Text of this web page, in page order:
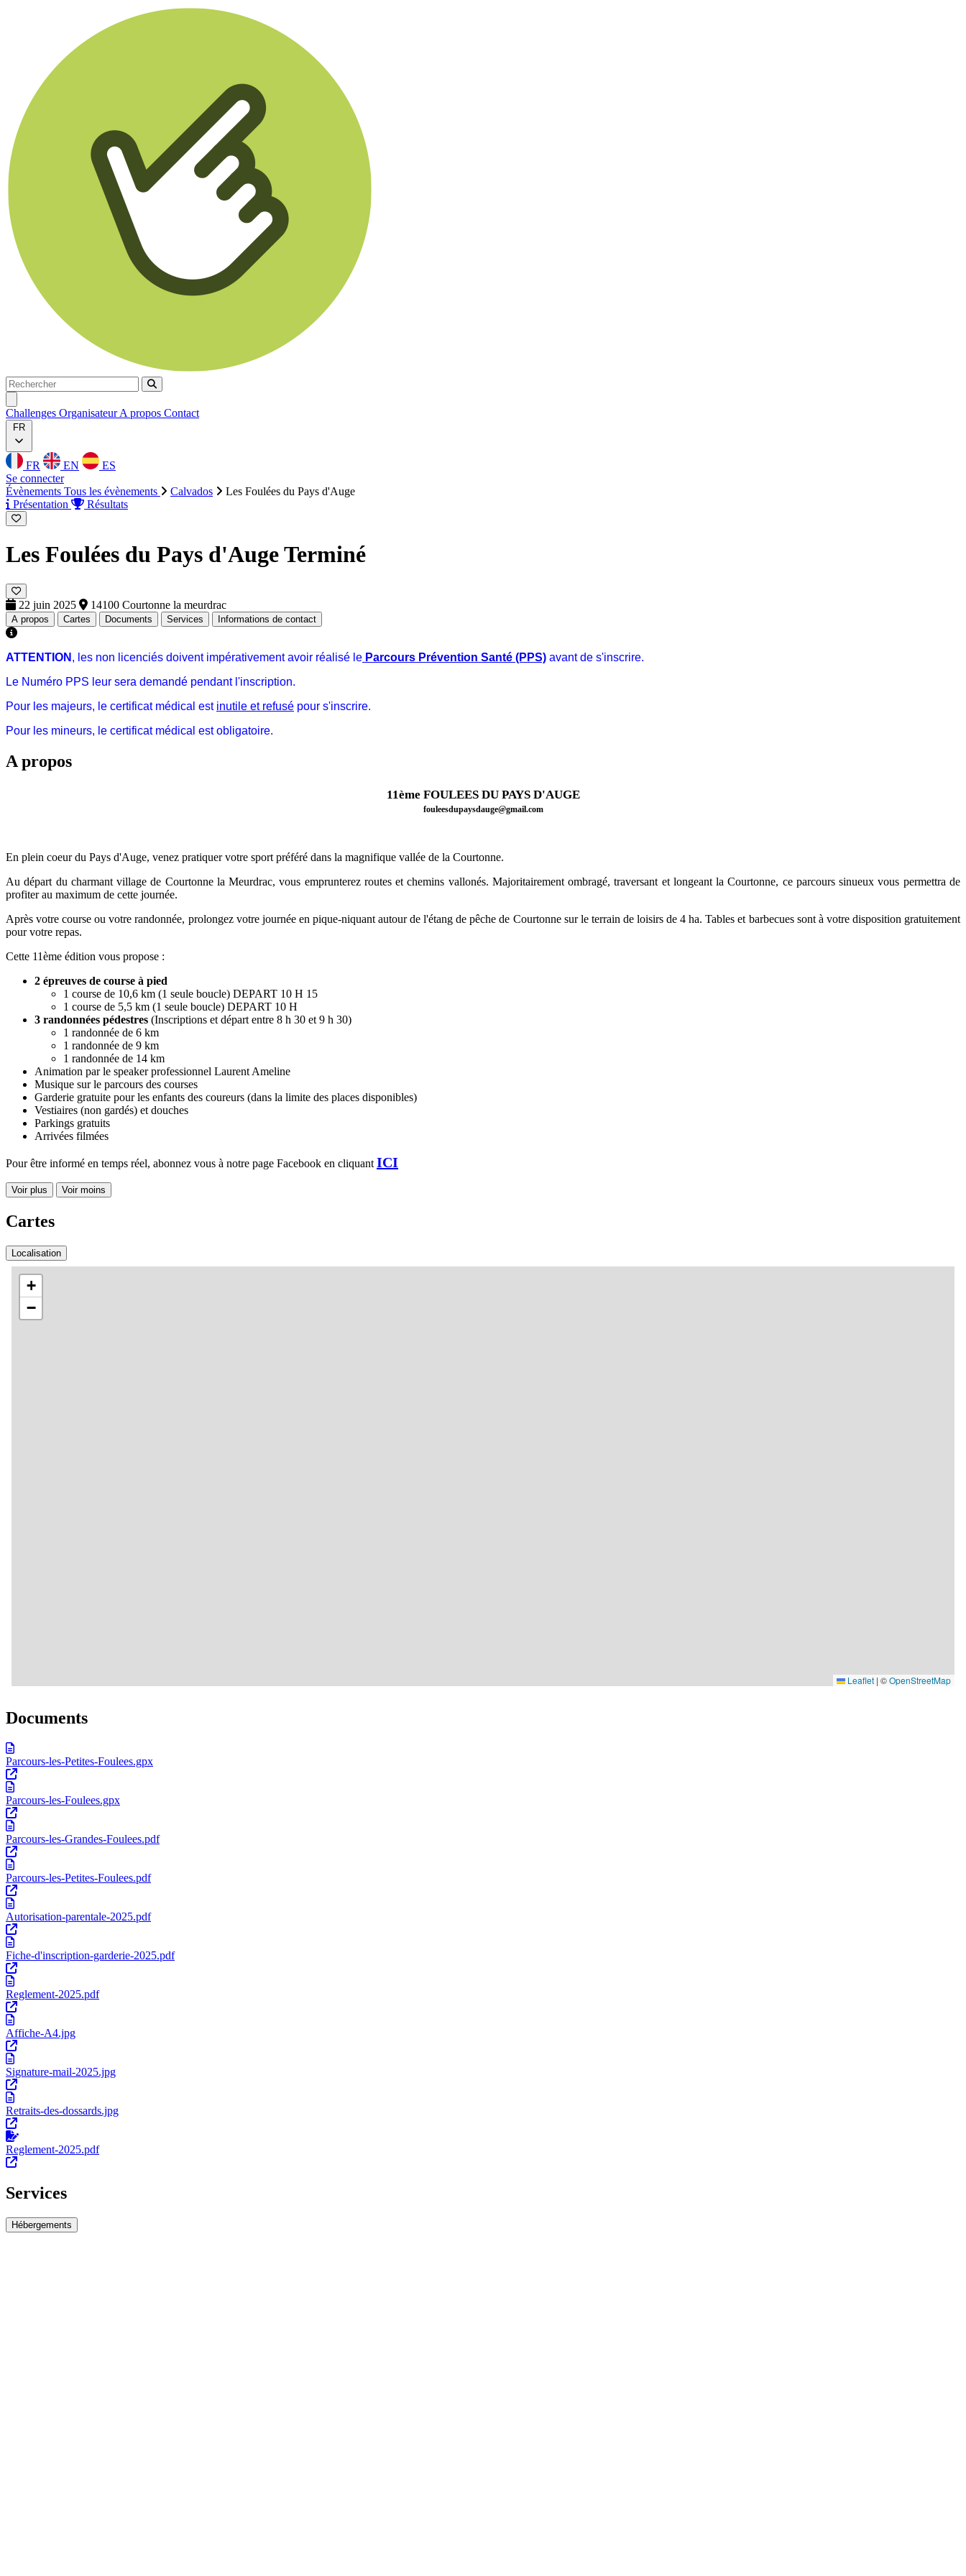
Rechercher
Rechercher
Challenges OrganisateurA propos Contact
FR
FR EN
ES
Se connecter
Évènements Tous les évènements Calvados
Les Foulées du Pays d'Auge
Présentation
Résultats
Les Foulées du Pays d'AugeTerminé
22 juin 2025 14100 Courtonne la meurdrac
A propos Cartes Documents Services Informations de contact
ATTENTION , les non licenciés doivent impérativement avoir réalisé le Parcours Prévention Santé (PPS) avant de s'inscrire.
Le Numéro PPS leur sera demandé pendant l'inscription.
Pour les majeurs, le certificat médical est inutile et refusé pour s'inscrire.
Pour les mineurs, le certificat médical est obligatoire.
A propos
11ème FOULEES DU PAYS D'AUGE
fouleesdupaysdauge@gmail.com
En plein coeur du Pays d'Auge, venez pratiquer votre sport préféré dans la magnifique vallée de la Courtonne.
Au départ du charmant village de Courtonne la Meurdrac, vous emprunterez routes et chemins vallonés. Majoritairement ombragé, traversant et longeant la Courtonne, ce parcours sinueux vous permettra de
profiter au maximum de cette journée.
Après votre course ou votre randonnée, prolongez votre journée en pique-niquant autour de l'étang de pêche de Courtonne sur le terrain de loisirs de 4 ha. Tables et barbecues sont à votre disposition gratuitement
pour votre repas.
Cette 11ème édition vous propose :
2 épreuves de course à pied
1 course de 10,6 km (1 seule boucle) DEPART 10 H 15
1 course de 5,5 km (1 seule boucle) DEPART 10 H
3 randonnées pédestres (Inscriptions et départ entre 8 h 30 et 9 h 30)
1 randonnée de 6 km
1 randonnée de 9 km
1 randonnée de 14 km
Animation par le speaker professionnel Laurent Ameline
Musique sur le parcours des courses
Garderie gratuite pour les enfants des coureurs (dans la limite des places disponibles)
Vestiaires (non gardés) et douches
Parkings gratuits
Arrivées filmées
Pour être informé en temps réel, abonnez vous à notre page Facebook en cliquant ICI
Voir plus Voir moins
Cartes
Localisation
Documents
Parcours-les-Petites-Foulees.gpx
Parcours-les-Foulees.gpx
Parcours-les-Grandes-Foulees.pdf
Parcours-les-Petites-Foulees.pdf
Autorisation-parentale-2025.pdf
Fiche-d'inscription-garderie-2025.pdf
Reglement-2025.pdf
Affiche-A4.jpg
Signature-mail-2025.jpg
Retraits-des-dossards.jpg
Reglement-2025.pdf
Services
Hébergements